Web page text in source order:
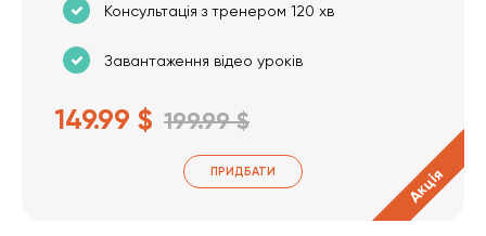
Консультація з тренером 120 хв
Завантаження відео уроків
149.99 $ 199.99 $
ПРИДБАТИ Акція